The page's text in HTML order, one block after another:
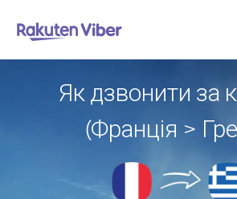
Як дзвонити за
(Франція >